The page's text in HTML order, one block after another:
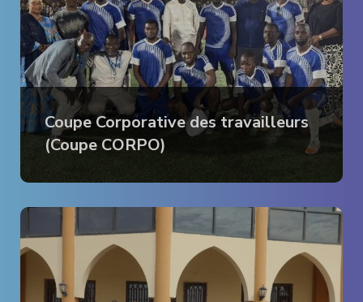
Coupe Corporative des travailleurs
(Coupe CORPO)